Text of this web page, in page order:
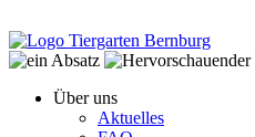
Über uns
Aktuelles